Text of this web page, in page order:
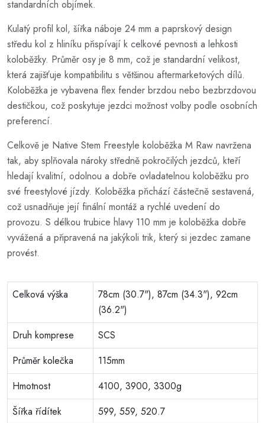
standardních objímek.
Kulatý profil kol, šířka náboje 24 mm a paprskový design
středu kol z hliníku přispívají k celkové pevnosti a lehkosti
koloběžky. Průměr osy je 8 mm, což je standardní velikost,
která zajišťuje kompatibilitu s většinou aftermarketových dílů.
Koloběžka je vybavena flex fender brzdou nebo bezbrzdovou
destičkou, což poskytuje jezdci možnost volby podle osobních
preferencí.
Celkově je Native Stem Freestyle koloběžka M Raw navržena
tak, aby splňovala nároky středně pokročilých jezdců, kteří
hledají kvalitní, odolnou a dobře ovladatelnou koloběžku pro
své freestylové jízdy. Koloběžka přichází částečně sestavená,
což usnadňuje její finální montáž a rychlé uvedení do
provozu. S délkou trubice hlavy 110 mm je koloběžka dobře
vyvážená a připravená na jakýkoli trik, který si jezdec zamane
provést.
Celková výška
78cm (30.7"), 87cm (34.3"), 92cm
(36.2")
Druh komprese
SCS
Průměr kolečka
115mm
Hmotnost
4100, 3900, 3300g
Šířka řídítek
599, 559, 520.7